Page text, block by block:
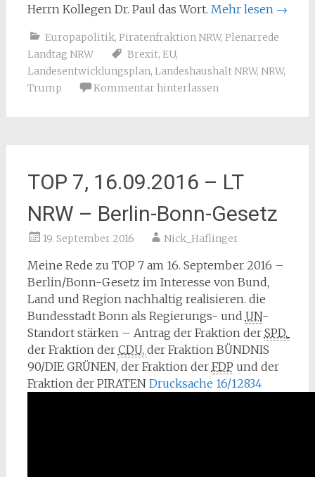
Herrn Kollegen Dr. Paul das Wort. Mehr lesen →
Europapolitik, Piratenfraktion NRW, Plenarrede
Landtag NRW
Brexit, EU,
Landesentwicklungsplan, Landeshaushalt NRW, NRW,
Trump
Kommentar hinterlassen
TOP 7, 16.09.2016 – LT
NRW – Berlin-Bonn-Gesetz
19. September 2016 Nick_Haflinger
Meine Rede zu TOP 7 am 16. September 2016 –
Berlin/Bonn-Gesetz im Interesse von Bund,
Land und Region nachhaltig realisieren. die
Bundesstadt Bonn als Regierungs- und UN-
Standort stärken – Antrag der Fraktion der
der Fraktion der CDU, der Fraktion BÜNDNIS
90/DIE GRÜNEN, der Fraktion der FDP und der
Fraktion der PIRATEN Drucksache 16/12834